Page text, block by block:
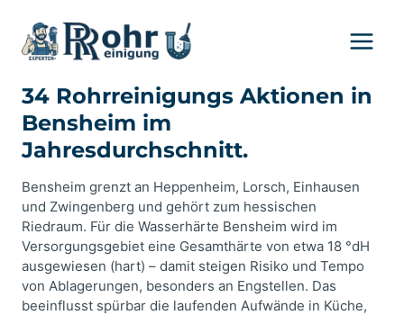
Inhalt
springen
34 Rohrreinigungs Aktionen in
Bensheim im
Jahresdurchschnitt.
Bensheim grenzt an Heppenheim, Lorsch, Einhausen
und Zwingenberg und gehört zum hessischen
Riedraum. Für die Wasserhärte Bensheim wird im
Versorgungsgebiet eine Gesamthärte von etwa 18 °dH
ausgewiesen (hart) – damit steigen Risiko und Tempo
von Ablagerungen, besonders an Engstellen. Das
beeinflusst spürbar die laufenden Aufwände in Küche,